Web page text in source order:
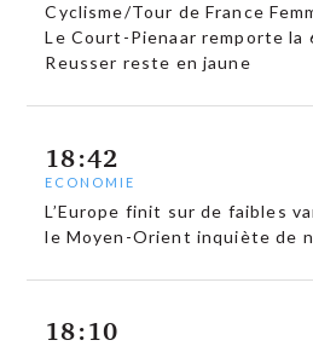
Cyclisme/Tour de France
Le Court-Pienaar remporte la
Reusser reste en jaune
18:42
ECONOMIE
L’Europe finit sur de faibles
le Moyen-Orient inquiète de
18:10